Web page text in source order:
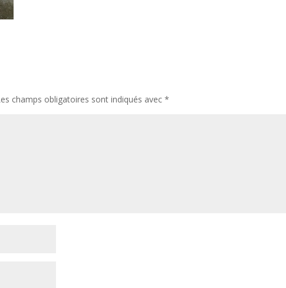
champs obligatoires sont indiqués avec*